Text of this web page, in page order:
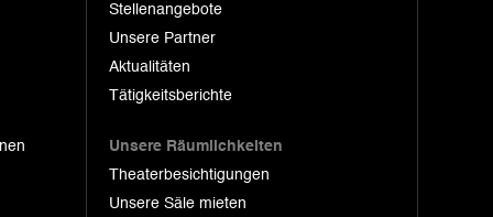
Stellenangebote
Unsere Partner
Aktualitäten
Tätigkeitsberichte
Unsere Räumlichkeiten
Theaterbesichtigungen
Unsere Säle mieten